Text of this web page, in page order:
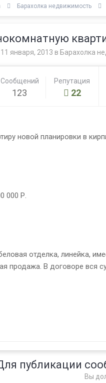
Барахолка недвижимость
11 января, 2013 в Барахолка
Сообщений
123
Репутация
22
новой планировки в
000 Р.
отделка, линейка,
продажа. В договоре вся
публикации
Вы